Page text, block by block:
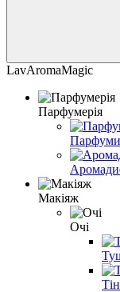
LavAromaMagic
Парфумерія
Парфуми
Макіяж
Очі